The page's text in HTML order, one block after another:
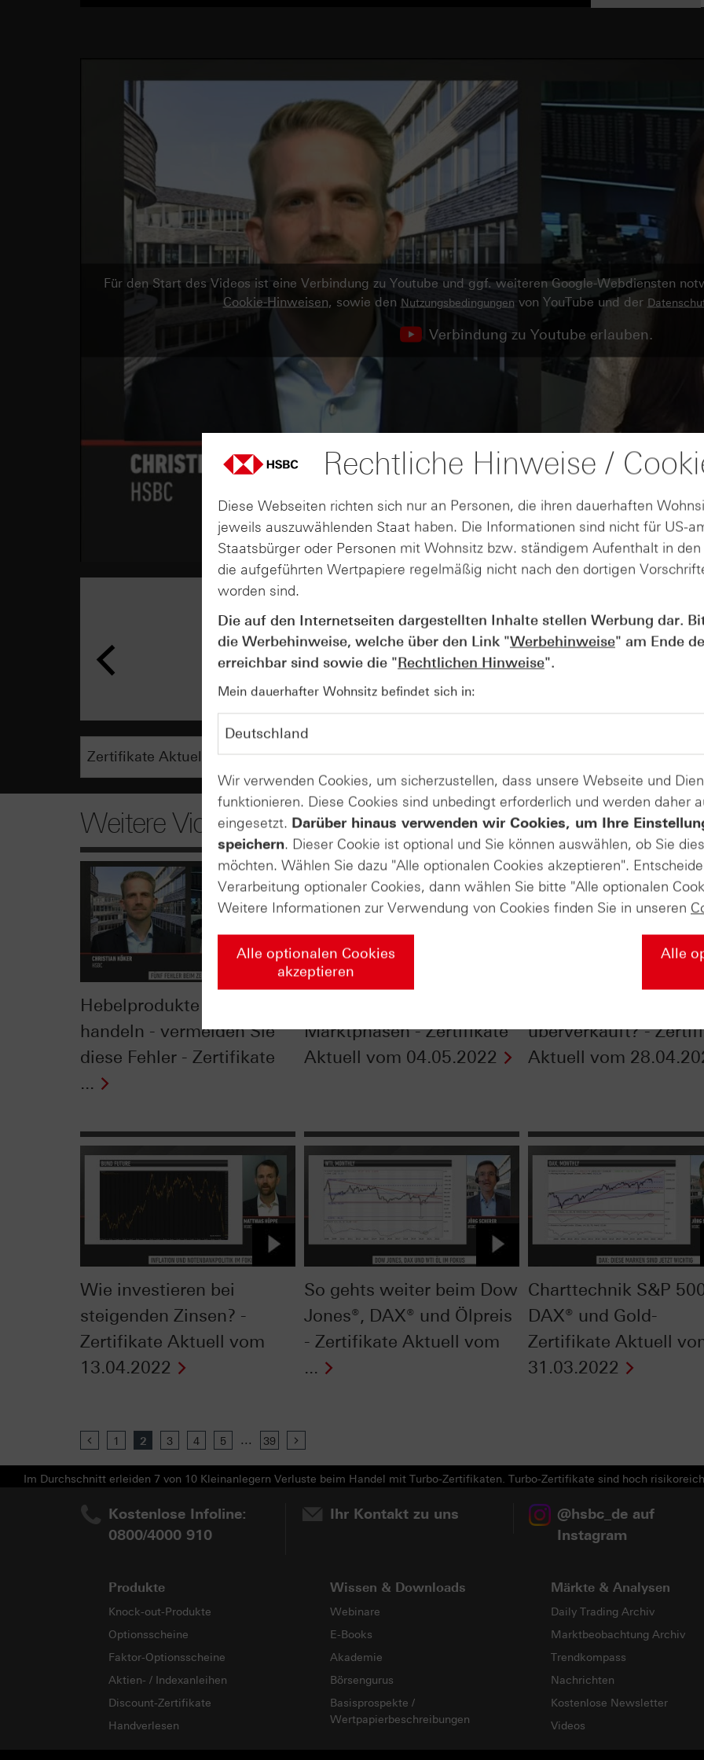
Für den Start des Videos ist eine Verbindung zu Youtube und ggf. weiteren Google-Webdiensten
Cookie-Hinweisen, sowie den Nutzungsbedingungen von YouTube und der
Verbindung zu Youtube erlauben.
AUGUST
04
Der Blick ins Kleingedruckte:
Kündigungen bei Derivaten -
vom 04.08.2026
Weitere Videos
Hebelprodukte erfolgreich
handeln - vermeiden Sie
diese Fehler - Zertifikate
...
Marktphasen - Zertifikate
Aktuell vom 04.05.2022
überverkauft? -
Aktuell vom
Wie investieren bei
steigenden Zinsen? -
Zertifikate Aktuell vom
13.04.2022
So gehts weiter beim Dow
Jones®, DAX® und Ölpreis
- Zertifikate Aktuell vom
...
Charttechnik S&P
DAX® und Gold-
Zertifikate Aktuell
31.03.2022
Previous
1 2 3 4 5 ... 39
Im Durchschnitt erleiden 7 von 10 Kleinanlegern Verluste beim Handel mit Turbo-Zertifikaten. Turbo-Zertifikate sind hoch
Kostenlose Infoline:
0800/4000 910
Ihr Kontakt zu uns
@hsbc_de auf
Instagram
Produkte
Knock-out-Produkte
Optionsscheine
Faktor-Optionsscheine
Aktien- / Indexanleihen
Discount-Zertifikate
Handverlesen
Wissen & Downloads
Webinare
E-Books
Akademie
Börsengurus
Basisprospekte /
Wertpapierbeschreibungen
Märkte & Analysen
Daily Trading Archiv
Marktbeobachtung Archiv
Trendkompass
Nachrichten
Kostenlose Newsletter
Videos
Rechtliche Hinweise /
Diese Webseiten richten sich nur an Personen, die ihren dauerhaften
jeweils auszuwählenden Staat haben. Die Informationen sind nicht für US-
Staatsbürger oder Personen mit Wohnsitz bzw. ständigem Aufenthalt in
die aufgeführten Wertpapiere regelmäßig nicht nach den dortigen
worden sind.
Die auf den Internetseiten dargestellten Inhalte stellen Werbung dar.
die Werbehinweise, welche über den Link "Werbehinweise" am Ende
erreichbar sind sowie die "Rechtlichen Hinweise".
Mein dauerhafter Wohnsitz befindet sich in:
Wir verwenden Cookies, um sicherzustellen, dass unsere Webseite und
funktionieren. Diese Cookies sind unbedingt erforderlich und werden daher
eingesetzt. Darüber hinaus verwenden wir Cookies, um Ihre
speichern. Dieser Cookie ist optional und Sie können auswählen, ob Sie
möchten. Wählen Sie dazu "Alle optionalen Cookies akzeptieren".
Verarbeitung optionaler Cookies, dann wählen Sie bitte "Alle optionalen
Weitere Informationen zur Verwendung von Cookies finden Sie in unseren
Alle optionalen Cookies
akzeptieren
Alle